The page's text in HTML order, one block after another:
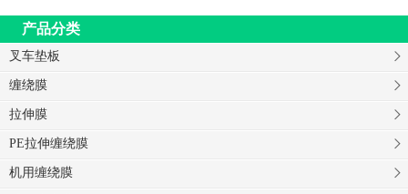
产品分类
叉车垫板
缠绕膜
拉伸膜
PE拉伸缠绕膜
机用缠绕膜